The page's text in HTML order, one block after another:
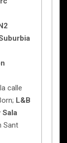
N2
calle
L&B
Sala
Sant